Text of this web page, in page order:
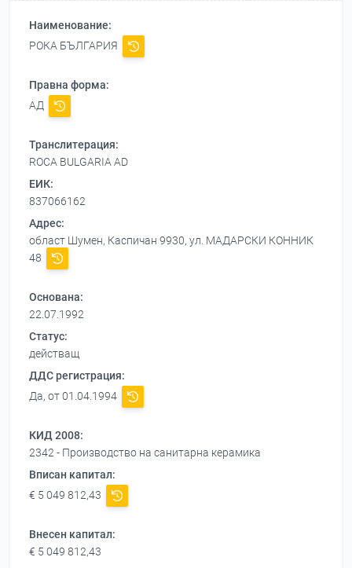
Наименование:
РОКА БЪЛГАРИЯ
Правна форма:
АД
Транслитерация:
ROCA BULGARIA AD
ЕИК:
837066162
Адрес:
област Шумен, Каспичан 9930, ул. МАДАРСКИ КОННИК
48
Основана:
22.07.1992
Статус:
действащ
ДДС регистрация:
Да, от 01.04.1994
КИД 2008:
2342 - Производство на санитарна керамика
Вписан капитал:
€ 5 049 812,43
Внесен капитал:
€ 5 049 812,43